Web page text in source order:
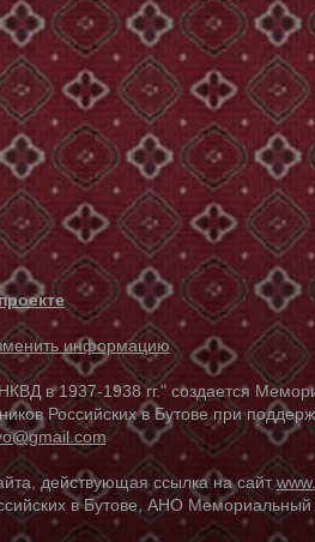
информацию
1937-1938 гг." создается
Российских в Бутове при
действующая ссылка на сайт
в Бутове, АНО Мемориальный